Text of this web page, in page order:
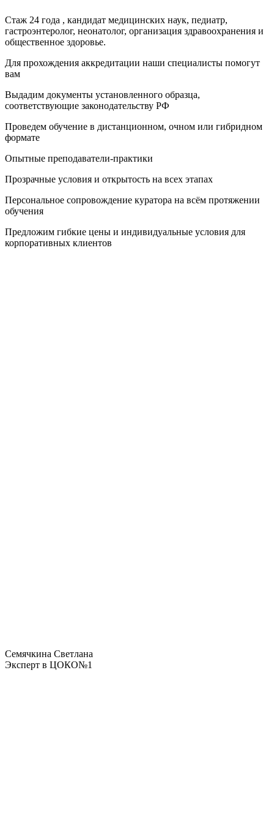
Стаж 24 года , кандидат медицинских наук, педиатр,
гастроэнтеролог, неонатолог, организация здравоохранения и
общественное здоровье.
Для прохождения аккредитации наши специалисты помогут
вам
Выдадим документы установленного образца,
соответствующие законодательству РФ
Проведем обучение в дистанционном, очном или гибридном
формате
Опытные преподаватели-практики
Прозрачные условия и открытость на всех этапах
Персональное сопровождение куратора на всём протяжении
обучения
Предложим гибкие цены и индивидуальные условия для
корпоративных клиентов
Семячкина Светлана
Эксперт в ЦОКО№1